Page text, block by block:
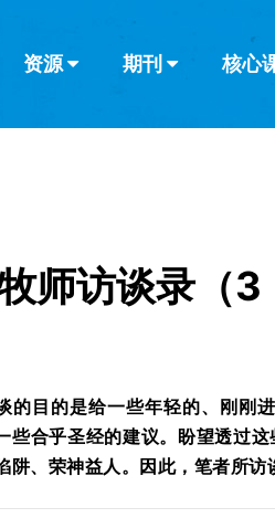
资源 期刊 核心
师访谈录（3
的目的是给一些年轻的、刚刚
些合乎圣经的建议。盼望透过
阱、荣神益人。因此，笔者所